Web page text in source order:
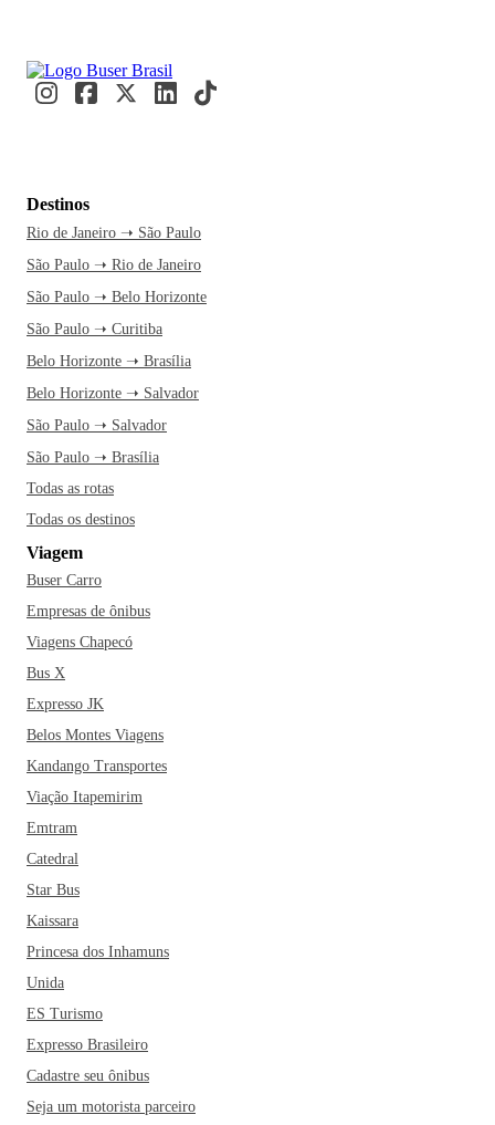
Destinos
Rio de Janeiro ➝ São Paulo
São Paulo ➝ Rio de Janeiro
São Paulo ➝ Belo Horizonte
São Paulo ➝ Curitiba
Belo Horizonte ➝ Brasília
Belo Horizonte ➝ Salvador
São Paulo ➝ Salvador
São Paulo ➝ Brasília
Todas as rotas
Todas os destinos
Viagem
Buser Carro
Empresas de ônibus
Viagens Chapecó
Bus X
Expresso JK
Belos Montes Viagens
Kandango Transportes
Viação Itapemirim
Emtram
Catedral
Star Bus
Kaissara
Princesa dos Inhamuns
Unida
ES Turismo
Expresso Brasileiro
Cadastre seu ônibus
Seja um motorista parceiro